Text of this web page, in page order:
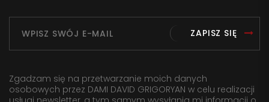
ZAPISZ SIĘ
Zgadzam się na przetwarzanie moich danych
osobowych przez DAMI DAVID GRIGORYAN w celu realizacji